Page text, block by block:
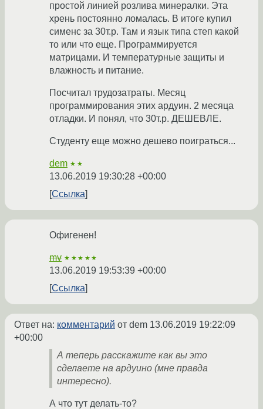
простой линией розлива минералки. Эта
хрень постоянно ломалась. В итоге купил
сименс за 30т.р. Там и язык типа степ какой
то или что еще. Программируется
матрицами. И температурные защиты и
влажность и питание.
Посчитал трудозатраты. Месяц
программирования этих ардуин. 2 месяца
отладки. И понял, что 30т.р. ДЕШЕВЛЕ.
Студенту еще можно дешево поиграться...
dem ★★
13.06.2019 19:30:28 +00:00
Ссылка
Офигенен!
mv ★★★★★
13.06.2019 19:53:39 +00:00
Ссылка
Ответ на: комментарий от dem 13.06.2019 19:22:09
+00:00
А теперь расскажите как вы это
сделаете на ардуино (мне правда
интересно).
А что тут делать-то?